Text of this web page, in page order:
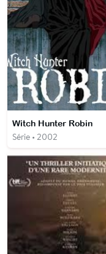
Witch Hunter Robin
Série • 2002